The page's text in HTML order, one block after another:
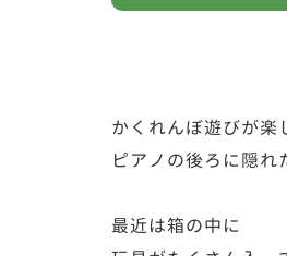
かくれんぼ遊びが楽
ピアノの後ろに隠れ
最近は箱の中に